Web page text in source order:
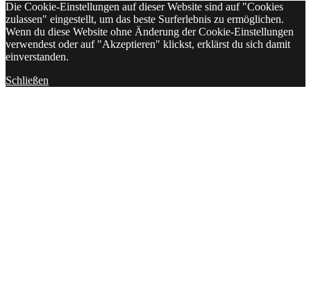
Die Cookie-Einstellungen auf dieser Website sind auf "Cookies
zulassen" eingestellt, um das beste Surferlebnis zu ermöglichen.
Wenn du diese Website ohne Änderung der Cookie-Einstellungen
verwendest oder auf "Akzeptieren" klickst, erklärst du sich damit
einverstanden.
Schließen